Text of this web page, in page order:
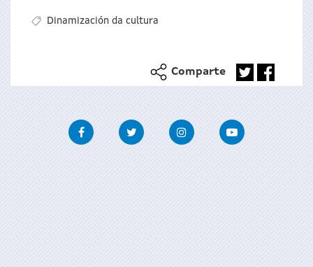
Dinamización da cultura
Comparte
FacebookTwitter InstagramYoutube